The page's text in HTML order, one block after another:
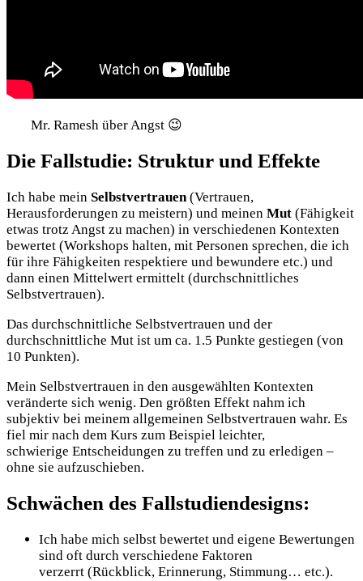
Mr. Ramesh über Angst 😉
Die Fallstudie: Struktur und Effekte
Ich habe mein Selbstvertrauen(Vertrauen,
Herausforderungen zu meistern) und meinen Mut (Fähigkeit
etwas trotz Angst zu machen) in verschiedenen Kontexten
bewertet (Workshops halten, mit Personen sprechen, die ich
für ihre Fähigkeiten respektiere und bewundere etc.) und
dann einen Mittelwert ermittelt (durchschnittliches
Selbstvertrauen).
Das durchschnittliche Selbstvertrauen und der
durchschnittliche Mut ist um ca. 1.5 Punkte gestiegen (von
10 Punkten).
Mein Selbstvertrauen in den ausgewählten Kontexten
veränderte sich wenig. Den größten Effekt nahm ich
subjektiv bei meinem allgemeinen Selbstvertrauen wahr. Es
fiel mir nach dem Kurs zum Beispiel leichter,
schwierige Entscheidungen zu treffen und zu erledigen –
ohne sie aufzuschieben.
Schwächen des Fallstudiendesigns:
Ich habe mich selbst bewertet und eigene Bewertungen
sind oft durch verschiedene Faktoren
verzerrt (Rückblick, Erinnerung, Stimmung… etc.).